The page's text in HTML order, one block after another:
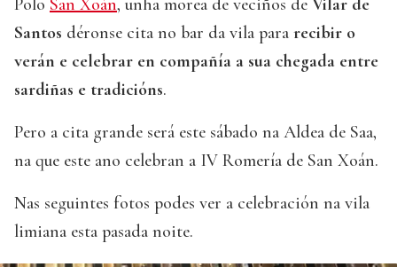
Santos déronse cita no bar da vila para recibir o
verán e celebrar en compañía a sua chegada entre
sardiñas e tradicións.
Pero a cita grande será este sábado na Aldea de Saa,
na que este ano celebran a IV Romería de San Xoán.
Nas seguintes fotos podes ver a celebración na vila
limiana esta pasada noite.